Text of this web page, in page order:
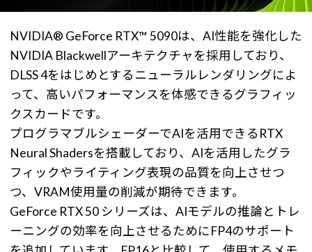
NVIDIA® GeForce RTX™ 5090は、AI性能を強化した
NVIDIA Blackwellアーキテクチャを採用しており、
DLSS 4をはじめとするニューラルレンダリングによ
って、高いパフォーマンスを体感できるグラフィッ
クスカードです。
プログラマブルシェーダーでAIを活用できるRTX
Neural Shadersを搭載しており、AIを活用したグラ
フィックやライティング表現の品質を向上させつ
つ、VRAM使用量の削減が期待できます。
GeForce RTX 50 シリーズは、AIモデルの推論とトレ
ーニングの効率を向上させるためにFP4のサポート